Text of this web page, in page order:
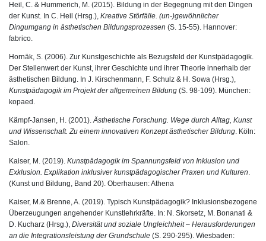
Heil, C. & Hummerich, M. (2015). Bildung in der Begegnung mit den Dingen
der Kunst. In C. Heil (Hrsg.), Kreative Störfälle. (un-)gewöhnlicher
Dingumgang in ästhetischen Bildungsprozessen (S. 15-55). Hannover:
fabrico.
Hornäk, S. (2006). Zur Kunstgeschichte als Bezugsfeld der Kunstpädagogik.
Der Stellenwert der Kunst, ihrer Geschichte und ihrer Theorie innerhalb der
ästhetischen Bildung. In J. Kirschenmann, F. Schulz & H. Sowa (Hrsg.),
Kunstpädagogik im Projekt der allgemeinen Bildung (S. 98-109). München:
kopaed.
Kämpf-Jansen, H. (2001).Ästhetische Forschung. Wege durch Alltag, Kunst
und Wissenschaft. Zu einem innovativen Konzept ästhetischer Bildung. Köln:
Salon.
Kaiser, M. (2019). Kunstpädagogik im Spannungsfeld von Inklusion und
Exklusion. Explikation inklusiver kunstpädagogischer Praxen und Kulturen.
(Kunst und Bildung, Band 20). Oberhausen: Athena
Kaiser, M.& Brenne, A. (2019). Typisch Kunstpädagogik? Inklusionsbezogene
Überzeugungen angehender Kunstlehrkräfte. In: N. Skorsetz, M. Bonanati &
D. Kucharz (Hrsg.), Diversität und soziale Ungleichheit – Herausforderungen
an die Integrationsleistung der Grundschule (S. 290-295). Wiesbaden: